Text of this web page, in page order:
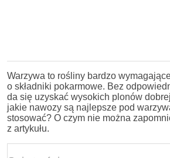
Warzywa to rośliny bardzo
o składniki pokarmowe. Bez
da się uzyskać wysokich plonów
jakie nawozy są najlepsze pod
stosować? O czym nie można
z artykułu.